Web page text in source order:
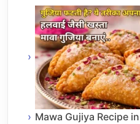
Mawa Gujiya Recipe